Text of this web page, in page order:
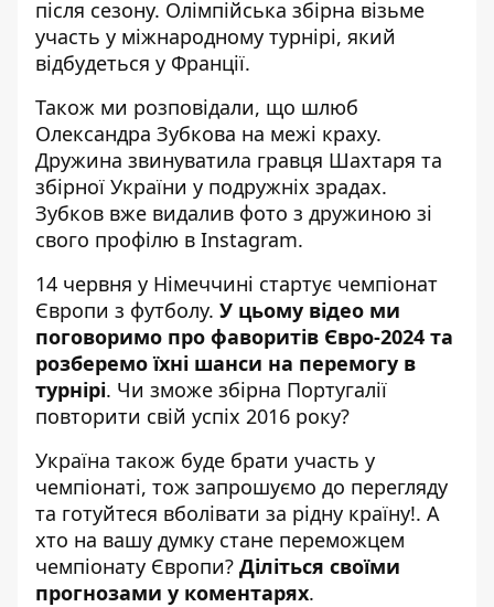
після сезону. Олімпійська збірна візьме
участь у міжнародному турнірі, який
відбудеться у Франції.
Також ми розповідали, що шлюб
Олександра Зубкова на межі краху.
Дружина звинуватила гравця Шахтаря та
збірної України у подружніх зрадах.
Зубков вже видалив фото з дружиною зі
свого профілю в Instagram.
14 червня у Німеччині стартує чемпіонат
Європи з футболу. У цьому відео ми
поговоримо про фаворитів Євро-2024 та
розберемо їхні шанси на перемогу в
турнірі. Чи зможе збірна Португалії
повторити свій успіх 2016 року?
Україна також буде брати участь у
чемпіонаті, тож запрошуємо до перегляду
та готуйтеся вболівати за рідну країну!. А
хто на вашу думку стане переможцем
чемпіонату Європи? Діліться своїми
прогнозами у коментарях.